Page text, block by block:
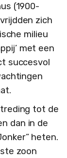
(1900-
zich
milieu
met een
succesvol
tot de
dan in de
heten.
zoon